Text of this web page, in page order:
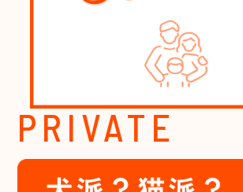
PRIVATE